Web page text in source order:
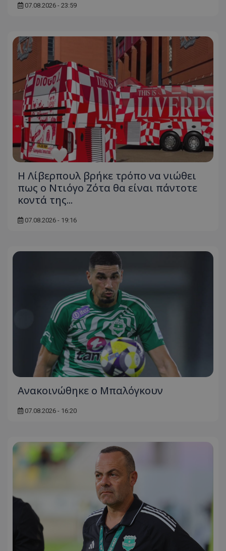
07.08.2026 - 23:59
Η Λίβερπουλ βρήκε τρόπο να νιώθει
πως ο Ντιόγο Ζότα θα είναι πάντοτε
κοντά της...
07.08.2026 - 19:16
Ανακοινώθηκε ο Μπαλόγκουν
07.08.2026 - 16:20